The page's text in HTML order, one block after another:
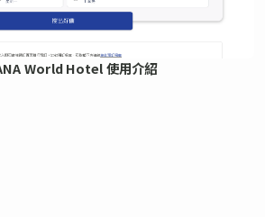
World Hotel 使用介紹